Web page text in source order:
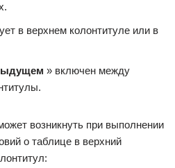
в верхнем колонтитуле или в
» включен между
возникнуть при выполнении
о таблице в верхний